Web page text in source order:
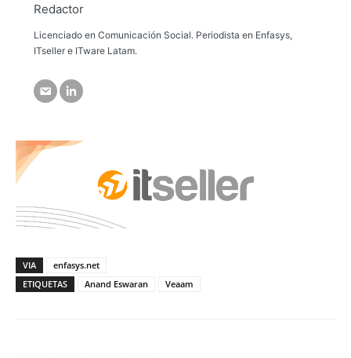
Redactor
Licenciado en Comunicación Social. Periodista en Enfasys,
ITseller e ITware Latam.
VIA
enfasys.net
ETIQUETAS
Anand Eswaran Veaam